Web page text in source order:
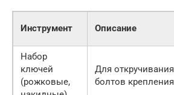
Инструмент Описание
Набор
ключей
(рожковые,
Для откручивания
болтов крепления